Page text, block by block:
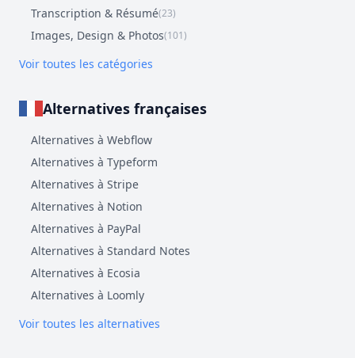
Transcription & Résumé(23)
Images, Design & Photos(101)
Voir toutes les catégories
Alternatives françaises
Alternatives à Webflow
Alternatives à Typeform
Alternatives à Stripe
Alternatives à Notion
Alternatives à PayPal
Alternatives à Standard Notes
Alternatives à Ecosia
Alternatives à Loomly
Voir toutes les alternatives